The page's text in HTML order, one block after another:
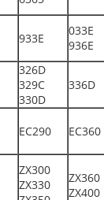
933E
033E
936E
326D
329C
330D
336D
EC290 EC360
ZX300
ZX330
ZX360
ZX400